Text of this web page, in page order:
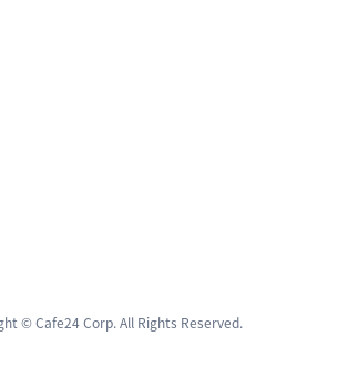
© Cafe24 Corp. All Rights Reserved.